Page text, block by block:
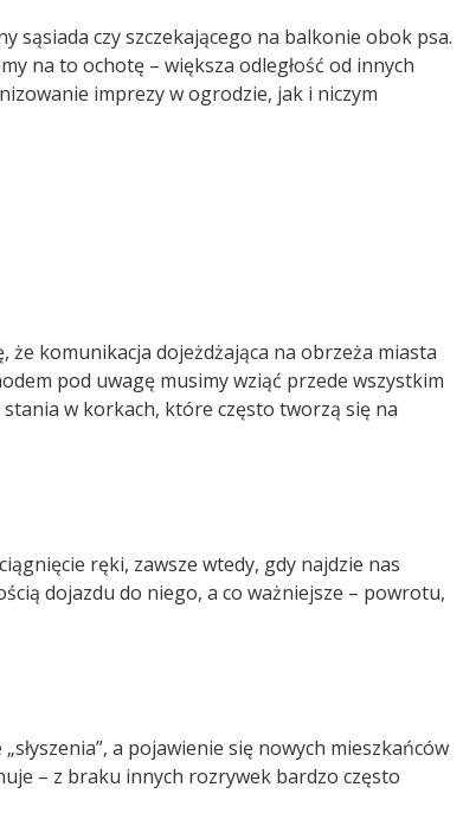
sąsiada czy szczekającego na balkonie obok psa.
na to ochotę – większa odległość od innych
imprezy w ogrodzie, jak i niczym
że komunikacja dojeżdżająca na obrzeża miasta
pod uwagę musimy wziąć przede wszystkim
w korkach, które często tworzą się na
ręki, zawsze wtedy, gdy najdzie nas
dojazdu do niego, a co ważniejsze – powrotu,
a pojawienie się nowych mieszkańców
– z braku innych rozrywek bardzo często